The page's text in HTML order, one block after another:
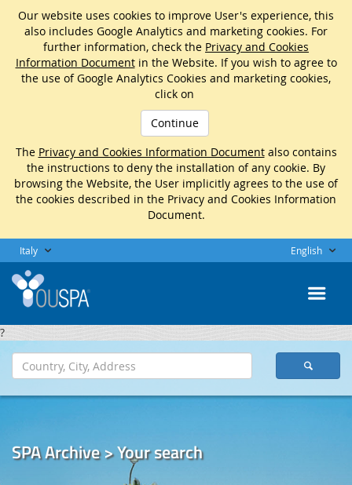
Our website uses cookies to improve User's experience, this
also includes Google Analytics and marketing cookies. For
further information, check the Privacy and Cookies
Information Documentin the Website. If you wish to agree to
the use of Google Analytics Cookies and marketing cookies,
click on
Continue
The Privacy and Cookies Information Documentalso contains
the instructions to deny the installation of any cookie. By
browsing the Website, the User implicitly agrees to the use of
the cookies described in the Privacy and Cookies Information
Document.
Italy English
?
SPA Archive > Your search